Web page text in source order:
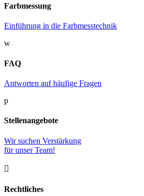
Farbmessung
Einführung in die Farbmesstechnik
w
FAQ
Antworten auf häufige Fragen
p
Stellenangebote
Wir suchen Verstärkung
für unser Team!

Rechtliches